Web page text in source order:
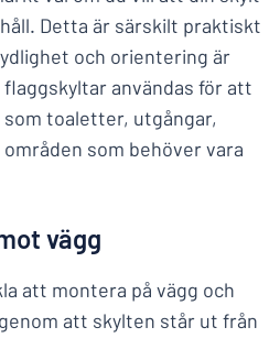
Detta är särskilt praktiskt
och orientering är
användas för att
toaletter, utgångar,
som behöver vara
vägg
att montera på vägg och
att skylten står ut från